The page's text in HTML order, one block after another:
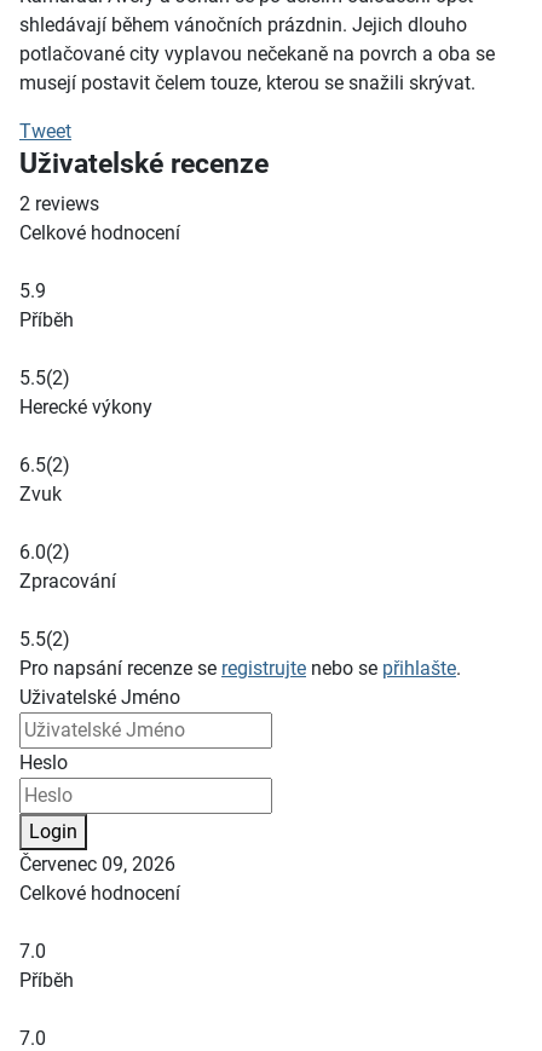
shledávají během vánočních prázdnin. Jejich dlouho
potlačované city vyplavou nečekaně na povrch a oba se
musejí postavit čelem touze, kterou se snažili skrývat.
Tweet
Uživatelské recenze
2 reviews
Celkové hodnocení
5.9
Příběh
5.5(2)
Herecké výkony
6.5(2)
Zvuk
6.0(2)
Zpracování
5.5(2)
Pro napsání recenze se registrujte nebo se přihlašte.
Uživatelské Jméno
Heslo
Login
Červenec 09, 2026
Celkové hodnocení
7.0
Příběh
7.0